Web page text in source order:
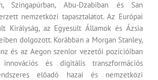
Szingapúrban, Abu-Dzabiban és San
nemzetközi tapasztalatot. Az Európai
Királyság, az Egyesült Államok és Ázsia
dolgozott. Korábban a Morgan Stanley,
és az Aegon szenior vezetői pozícióiban
innovációs és digitális transzformációs
előadó hazai és nemzetközi